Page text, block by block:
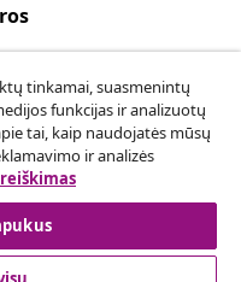
tinkamai, suasmenintų
funkcijas ir analizuotų
tai, kaip naudojatės mūsų
ir analizės